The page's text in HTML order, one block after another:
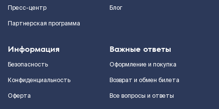
Пресс-центр
Партнерская программа
Блог
Информация
Безопасность
Конфиденциальность
Оферта
Важные ответы
Оформление и покупка
Возврат и обмен билета
Все вопросы и ответы